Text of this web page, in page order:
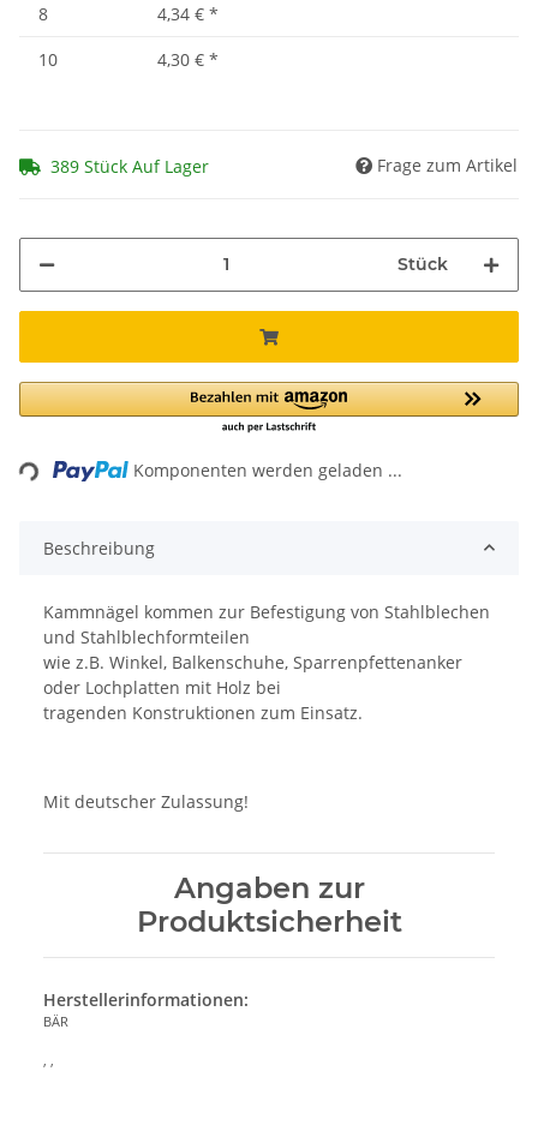
8
4,34 € *
10
4,30 € *
389 Stück Auf Lager Frage zum Artikel
Stück
Komponenten werden geladen ...
Beschreibung
Kammnägel kommen zur Befestigung von Stahlblechen
und Stahlblechformteilen
wie z.B. Winkel, Balkenschuhe, Sparrenpfettenanker
oder Lochplatten mit Holz bei
tragenden Konstruktionen zum Einsatz.
Mit deutscher Zulassung!
Angaben zur
Produktsicherheit
Herstellerinformationen:
BÄR